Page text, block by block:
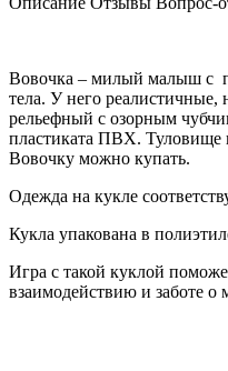
Вовочка – милый малыш с
тела. У него реалистичные,
рельефный с озорным
пластиката ПВХ. Туловище
Вовочку можно купать.
Одежда на кукле
Кукла упакована в
Игра с такой куклой
взаимодействию и заботе о